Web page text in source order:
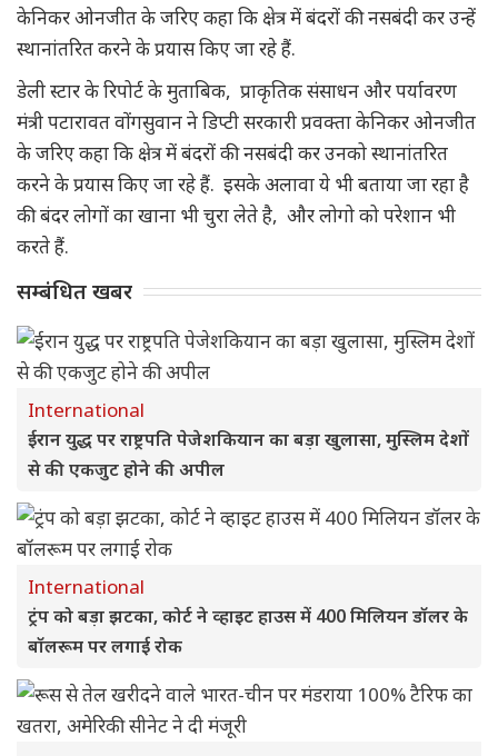
केनिकर ओनजीत के जरिए कहा कि क्षेत्र में बंदरों की नसबंदी कर उन्हें
स्थानांतरित करने के प्रयास किए जा रहे हैं.
डेली स्टार के रिपोर्ट के मुताबिक, प्राकृतिक संसाधन और पर्यावरण
मंत्री पटारावत वोंगसुवान ने डिप्टी सरकारी प्रवक्ता केनिकर ओनजीत
के जरिए कहा कि क्षेत्र में बंदरों की नसबंदी कर उनको स्थानांतरित
करने के प्रयास किए जा रहे हैं. इसके अलावा ये भी बताया जा रहा है
की बंदर लोगों का खाना भी चुरा लेते है, और लोगो को परेशान भी
करते हैं.
सम्बंधित खबर
International
ईरान युद्ध पर राष्ट्रपति पेजेशकियान का बड़ा खुलासा, मुस्लिम देशों
से की एकजुट होने की अपील
International
ट्रंप को बड़ा झटका, कोर्ट ने व्हाइट हाउस में 400 मिलियन डॉलर के
बॉलरूम पर लगाई रोक